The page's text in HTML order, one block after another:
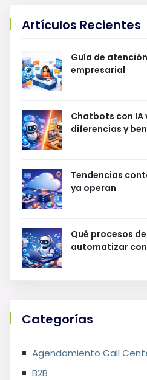
Artículos Recientes
Guía de
empresarial
Chatbots con IA
diferencias y
Tendencias
ya operan
Qué procesos
automatizar con
Categorías
Agendamiento Call
B2B